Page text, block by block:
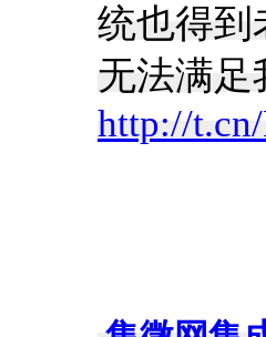
统也得到
无法满足
http://